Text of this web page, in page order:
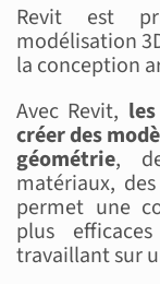
Revit est
modélisation
la conception
Avec Revit,
créer des
géométrie,
matériaux,
permet une
plus
travaillant sur